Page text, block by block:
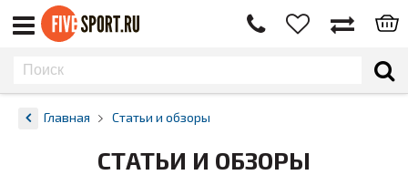
Главная Статьи и обзоры
СТАТЬИ И ОБЗОРЫ